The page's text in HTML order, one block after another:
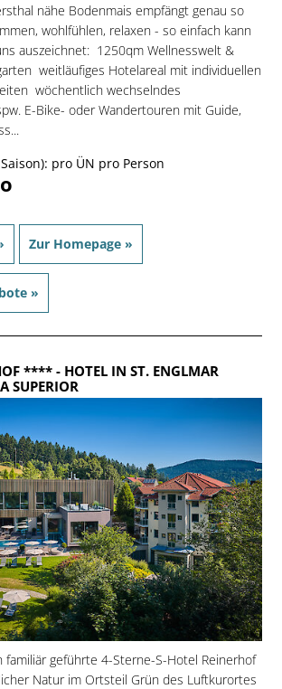
nähe Bodenmais empfängt genau so
wohlfühlen, relaxen - so einfach kann
auszeichnet:  1250qm Wellnesswelt &
 weitläufiges Hotelareal mit individuellen
 wöchentlich wechselndes
E-Bike- oder Wandertouren mit Guide,
pro ÜN pro Person
Zur Homepage »
»
****- HOTEL IN ST. ENGLMAR
SUPERIOR
familiär geführte 4-Sterne-S-Hotel Reinerhof
Natur im Ortsteil Grün des Luftkurortes